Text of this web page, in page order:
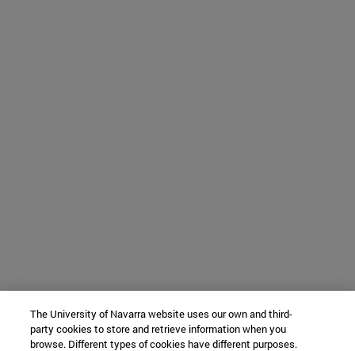
The University of Navarra website uses our own and third-
party cookies to store and retrieve information when you
browse. Different types of cookies have different purposes.